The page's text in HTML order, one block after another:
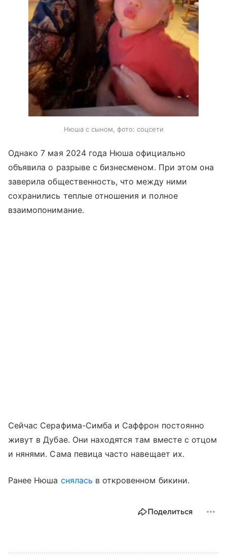
Нюша с сыном, фото: соцсети
Однако 7 мая 2024 года Нюша официально
объявила о разрыве с бизнесменом. При этом она
заверила общественность, что между ними
сохранились теплые отношения и полное
взаимопонимание.
Сейчас Серафима-Симба и Саффрон постоянно
живут в Дубае. Они находятся там вместе с отцом
и нянями. Сама певица часто навещает их.
Ранее Нюша снялась в откровенном бикини.
Поделиться